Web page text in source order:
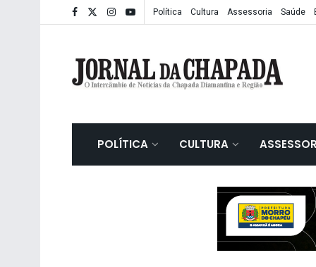
Política Cultura Assessoria Saúde
POLÍTICA CULTURA